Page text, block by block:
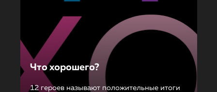
Что хорошего?
12 героев называют положительные итоги